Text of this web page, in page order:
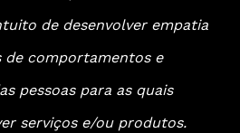
de desenvolver empatia
comportamentos e
pessoas para as quais
serviços e/ou produtos.